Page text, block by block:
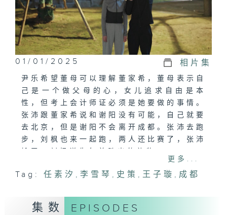
01/01/2025 相片集
尹乐希望董母可以理解董家希，董母表示自
己是一个做父母的心，女儿追求自由是本
性，但考上会计师证必须是她要做的事情。
张沛跟董家希说和谢阳没有可能，自己就要
去北京，但是谢阳不会离开成都。张沛去跑
步，刘枫也来一起跑，两人还比赛了，张沛
更多...
Tag: 任素汐 ,李雪琴 , 史策 , 王子璇 , 成都
集数 EPISODES